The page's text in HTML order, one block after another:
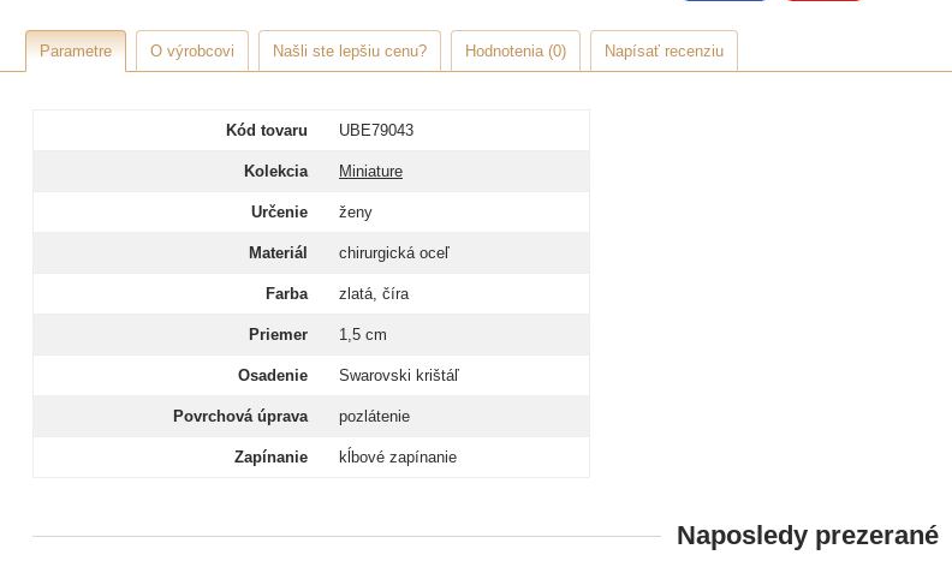
Parametre O výrobcovi Našli ste lepšiu cenu? Hodnotenia (0) Napísať recenziu
Kód tovaru UBE79043
Kolekcia Miniature
Určenie ženy
Materiál chirurgická oceľ
Farba zlatá, číra
Priemer 1,5 cm
Osadenie Swarovski krištáľ
Povrchová úprava pozlátenie
Zapínanie kĺbové zapínanie
Naposledy prezerané